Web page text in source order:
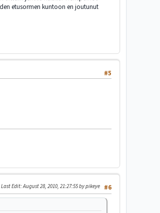
etusormen kuntoon en joutunut
#5
#6
Last Edit: August 28, 2010, 21:27:55 by pikeye